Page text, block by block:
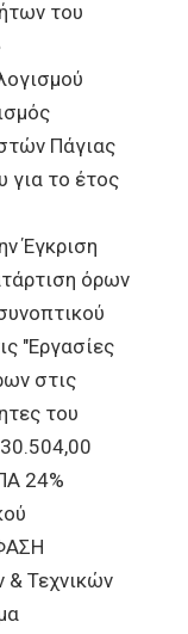
του
Πάγιας
για το έτος
Έγκριση
όρων
"Εργασίες
στις
του
24%
Τεχνικών